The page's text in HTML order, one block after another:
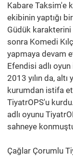
Kabare Taksim'e
ekibinin yaptığı
Güdük karakterini
sonra Komedi
yapmaya devam
Efendisi adlı oyun
2013 yılın da, altı
kurumdan istifa
TiyatrOPS'u
adlı oyunu
sahneye
Çağlar Çorumlu